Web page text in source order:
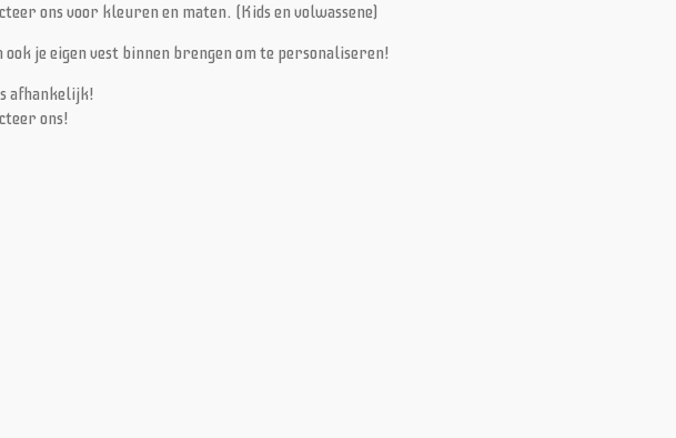
ons voor kleuren en maten. (Kids en volwassene)
ook je eigen vest binnen brengen om te personaliseren!
afhankelijk!
ons!